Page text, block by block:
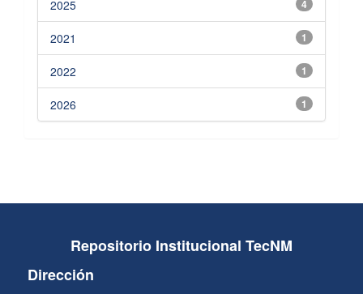
4
2025
1
2021
1
2022
1
2026
Repositorio Institucional TecNM
Dirección